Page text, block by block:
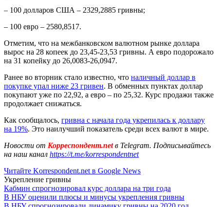
– 100 долларов США – 2329,2885 гривны;
– 100 евро – 2580,8517.
Отметим, что на межбанковском валютном рынке доллара
вырос на 28 копеек до 23,45-23,53 гривны. А евро подорожало
на 31 копейку до 26,0083-26,0947.
Ранее во вторник стало известно, что наличный доллар в
покупке упал ниже 23 гривен. В обменных пунктах доллар
покупают уже по 22,92, а евро – по 25,32. Курс продажи также
продолжает снижаться.
Как сообщалось, гривна с начала года укрепилась к доллару
на 19%. Это наилучший показатель среди всех валют в мире.
Новости от Корреспондент.netв Telegram. Подписывайтесь
на наш канал https://t.me/korrespondentnet
Читайте Korrespondent.net в Google News
Укрепление гривны
Кабмин спрогнозировал курс доллара на три года
В НБУ оценили плюсы и минусы укрепления гривны